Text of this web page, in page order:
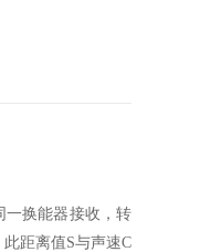
一换能器接收，转
距离值S与声速C